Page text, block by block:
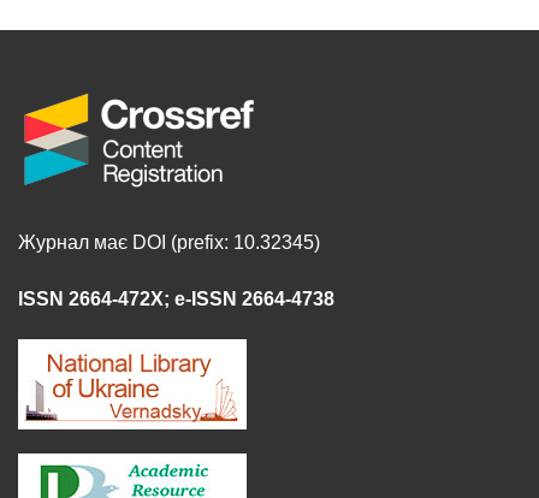
Журнал має DOI (prefix: 10.32345)
ISSN 2664-472X; e-ISSN 2664-4738